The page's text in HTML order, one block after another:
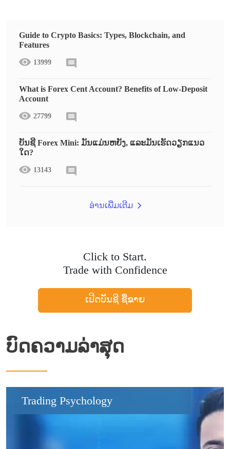
Guide to Crypto Basics: Types, Blockchain, and
Features
13999
What is Forex Cent Account? Benefits of Low-Deposit
Account
27799
ບັນຊີ Forex Mini: ມັນແມ່ນຫຍັງ, ແລະມັນເຮັດວຽກແນວ
ໃດ?
13143
ອ່ານເພີ່ມເຕີມ
Click to Start.
Trade with Confidence
ເປີດບັນຊີ ຊື້ຂາຍ
ບົດຄວາມລ່າສຸດ
Trading Psychology